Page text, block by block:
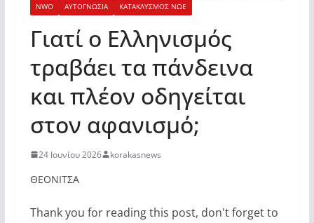
NWO ΑΥΤΟΓΝΩΣΙΑ ΚΑΤΑΚΛΥΣΜΟΣ ΝΩΕ
Γιατί ο Ελληνισμός
τραβάει τα πάνδεινα
και πλέον οδηγείται
στον αφανισμό;
24 Ιουνίου 2026 korakasnews
ΘΕΟΝΙΤΣΑ
Thank you for reading this post, don't forget to